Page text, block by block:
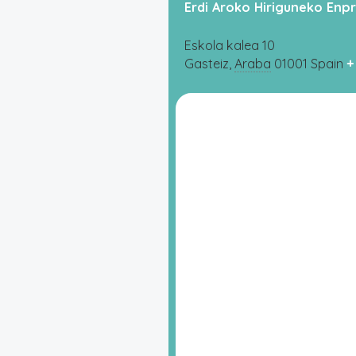
Erdi Aroko Hiriguneko
Eskola kalea 10
Gasteiz, Araba 01001 Spain